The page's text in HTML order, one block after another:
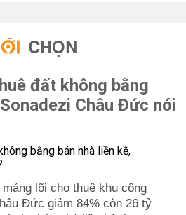
CHỌN
đất không bằng
Châu Đức nói
lõi cho thuê khu công
Đức giảm 84% còn 26 tỷ